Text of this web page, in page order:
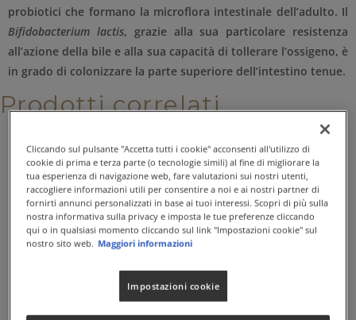
probiotici che formano la microflora intestinale dell’adulto. Il
Bifidobacterium lactis, grazie alla sua particolare resistenza
all’azione della bile e alla sua capacità di tollerare l’ossigeno, è
in grado di colonizzare la parte superiore dell’intestino tenue.
Prodotti correlati
Cliccando sul pulsante "Accetta tutti i cookie" acconsenti all'utilizzo di
cookie di prima e terza parte (o tecnologie simili) al fine di migliorare la
tua esperienza di navigazione web, fare valutazioni sui nostri utenti,
raccogliere informazioni utili per consentire a noi e ai nostri partner di
fornirti annunci personalizzati in base ai tuoi interessi. Scopri di più sulla
nostra informativa sulla privacy e imposta le tue preferenze cliccando
qui o in qualsiasi momento cliccando sul link "Impostazioni cookie" sul
nostro sito web. Maggiori informazioni
Impostazioni cookie